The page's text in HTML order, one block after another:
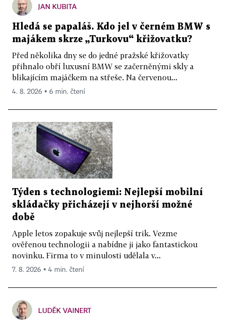
JAN KUBITA
Hledá se papaláš. Kdo jel v černém BMW s
majákem skrze „Turkovu“ křižovatku?
Před několika dny se do jedné pražské křižovatky
přihnalo obří luxusní BMW se začerněnými skly a
blikajícím majáčkem na střeše. Na červenou...
4. 8. 2026 ▪ 6 min. čtení
Týden s technologiemi: Nejlepší mobilní
skládačky přicházejí v nejhorší možné
době
Apple letos zopakuje svůj nejlepší trik. Vezme
ověřenou technologii a nabídne ji jako fantastickou
novinku. Firma to v minulosti udělala v...
7. 8. 2026 ▪ 4 min. čtení
LUDĚK VAINERT